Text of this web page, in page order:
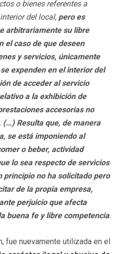
o bienes referentes a
del local, pero es
arbitrariamente su libre
el caso de que deseen
y servicios, únicamente
expenden en el interior del
de acceder al servicio
a la exhibición de
accesorias no
Resulta que, de manera
se está imponiendo al
o beber, actividad
lo sea respecto de servicios
principio no ha solicitado pero
de la propia empresa,
perjuicio que afecta
buena fe y libre competencia.
fue nuevamente utilizada en el